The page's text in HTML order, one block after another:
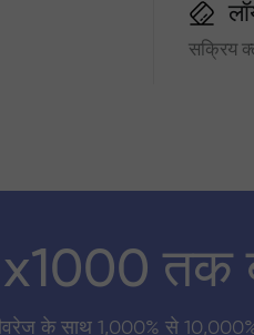
सक्रिय
x1000 तक
के साथ 1,000% से